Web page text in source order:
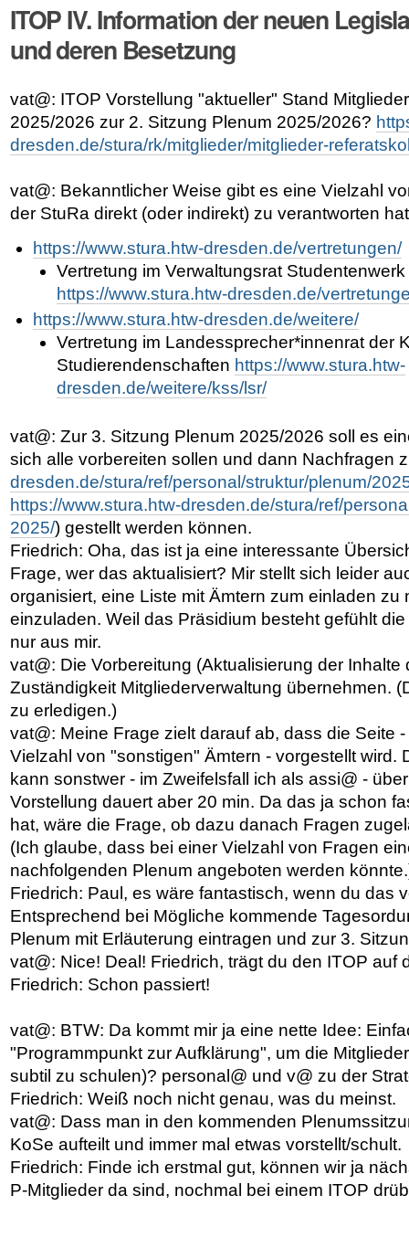
ITOP IV. Information der neuen
und deren Besetzung
vat@: ITOP Vorstellung "aktueller" Stand
2025/2026 zur 2. Sitzung Plenum 2025/2026?
dresden.de/stura/rk/mitglieder/mitglieder-
vat@: Bekanntlicher Weise gibt es eine Vielzahl
der StuRa direkt (oder indirekt) zu verantworten
https://www.stura.htw-dresden.de/vertretungen/
Vertretung im Verwaltungsrat
https://www.stura.htw-dresden.de/
https://www.stura.htw-dresden.de/weitere/
Vertretung im Landessprecher*innenrat der
Studierendenschaften https://www.stura.htw-
dresden.de/weitere/kss/lsr/
vat@: Zur 3. Sitzung Plenum 2025/2026 soll es
sich alle vorbereiten sollen und dann Nachfragen
dresden.de/stura/ref/personal/struktur/plenum/
https://www.stura.htw-dresden.de/stura/ref/
2025/) gestellt werden können.
Friedrich: Oha, das ist ja eine interessante
Frage, wer das aktualisiert? Mir stellt sich leider
organisiert, eine Liste mit Ämtern zum einladen zu
einzuladen. Weil das Präsidium besteht gefühlt
nur aus mir.
vat@: Die Vorbereitung (Aktualisierung der Inhalte
Zuständigkeit Mitgliederverwaltung übernehmen.
zu erledigen.)
vat@: Meine Frage zielt darauf ab, dass die Seite
Vielzahl von "sonstigen" Ämtern - vorgestellt wird.
kann sonstwer - im Zweifelsfall ich als assi@ -
Vorstellung dauert aber 20 min. Da das ja schon
hat, wäre die Frage, ob dazu danach Fragen
(Ich glaube, dass bei einer Vielzahl von Fragen
nachfolgenden Plenum angeboten werden
Friedrich: Paul, es wäre fantastisch, wenn du das
Entsprechend bei Mögliche kommende
Plenum mit Erläuterung eintragen und zur 3.
vat@: Nice! Deal! Friedrich, trägt du den ITOP auf
Friedrich: Schon passiert!
vat@: BTW: Da kommt mir ja eine nette Idee:
"Programmpunkt zur Aufklärung", um die
subtil zu schulen)? personal@ und v@ zu der
Friedrich: Weiß noch nicht genau, was du meinst.
vat@: Dass man in den kommenden
KoSe aufteilt und immer mal etwas vorstellt/schult.
Friedrich: Finde ich erstmal gut, können wir ja
P-Mitglieder da sind, nochmal bei einem ITOP